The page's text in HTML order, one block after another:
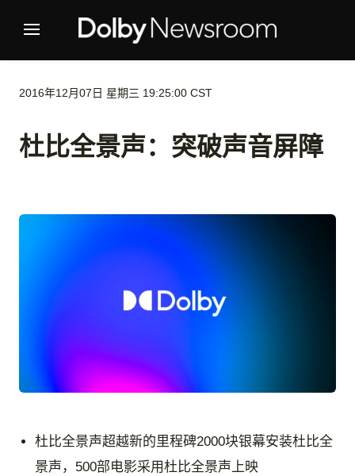
2016年12月07日 星期三 19:25:00 CST
杜比全景声：突破声音屏障
杜比全景声超越新的里程碑2000块银幕安装杜比全
景声，500部电影采用杜比全景声上映